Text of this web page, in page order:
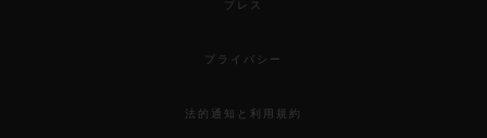
プレス
プライバシー
法的通知と利用規約